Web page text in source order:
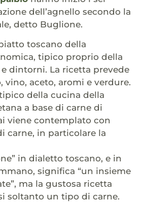
dell’agnello secondo la
detto Buglione.
toscano della
tipico proprio della
dintorni. La ricetta prevede
vino, aceto, aromi e verdure.
della cucina della
a base di carne di
viene contemplato con
carne, in particolare la
in dialetto toscano, e in
significa “un insieme
ma la gustosa ricetta
soltanto un tipo di carne.